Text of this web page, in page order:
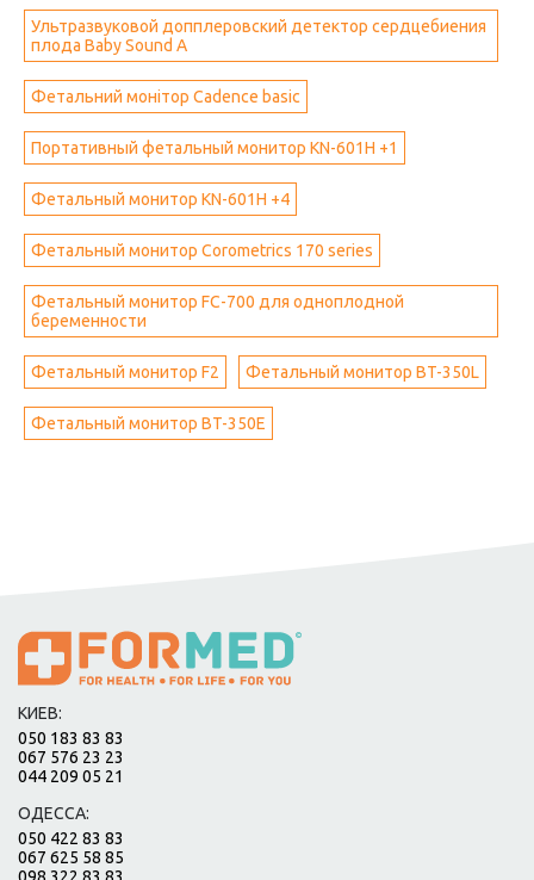
Ультразвуковой допплеровский детектор сердцебиения
плода Baby Sound A
Фетальний монітор Cadence basic
Портативный фетальный монитор KN-601H +1
Фетальный монитор KN-601H +4
Фетальный монитор Corometrics 170 series
Фетальный монитор FC-700 для одноплодной
беременности
Фетальный монитор F2 Фетальный монитор BT-350L
Фетальный монитор BT-350E
КИЕВ:
050 183 83 83
067 576 23 23
044 209 05 21
ОДЕССА:
050 422 83 83
067 625 58 85